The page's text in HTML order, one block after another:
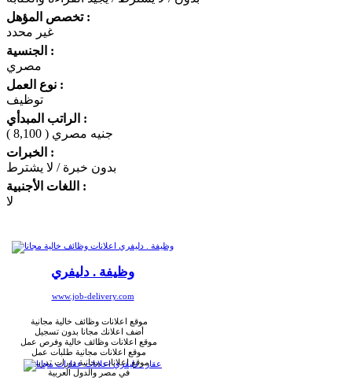
تخصص المؤهل :
غير محدد
الجنسية :
مصري
نوع العمل :
توظيف
الراتب المبدأي :
( 8,100 ) جنيه مصري
الخبرات :
بدون خبرة / لا يشترط
اللغات الأجنبية :
لا
وظيفة . دليفري
www.job-delivery.com
موقع اعلانات وظائف خالية مجانية
أضف اعلانك مجانا بدون تسجيل
موقع اعلانات وظائف خالية وفرص عمل
موقع اعلانات مجانية طلبات عمل
موقع اعلانات مجانية دورات تدريبية
في مصر والدول العربية